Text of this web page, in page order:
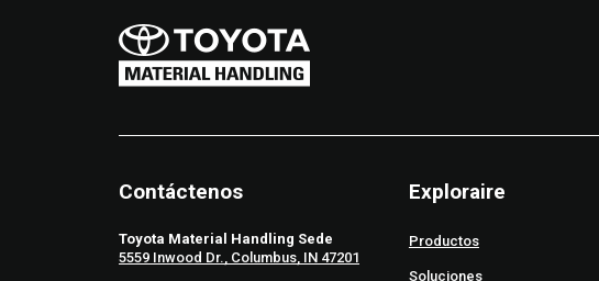
Contáctenos
Toyota Material Handling Sede
5559 Inwood Dr., Columbus, IN 47201
Exploraire
Productos
Soluciones